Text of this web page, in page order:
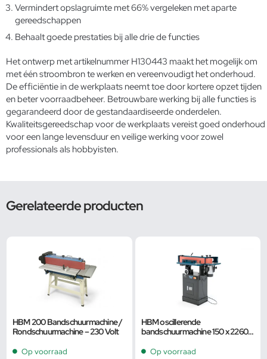
Vermindert opslagruimte met 66% vergeleken met aparte
gereedschappen
Behaalt goede prestaties bij alle drie de functies
Het ontwerp met artikelnummer H130443 maakt het mogelijk om
met één stroombron te werken en vereenvoudigt het onderhoud.
De efficiëntie in de werkplaats neemt toe door kortere opzet tijden
en beter voorraadbeheer. Betrouwbare werking bij alle functies is
gegarandeerd door de gestandaardiseerde onderdelen.
Kwaliteitsgereedschap voor de werkplaatsvereist goed onderhoud
voor een lange levensduur en veilige werking voor zowel
professionals als hobbyisten.
Gerelateerde producten
HBM 200 Bandschuurmachine /
Rondschuurmachine – 230 Volt
Op voorraad
HBM oscillerende
bandschuurmachine 150 x 2260
Op voorraad